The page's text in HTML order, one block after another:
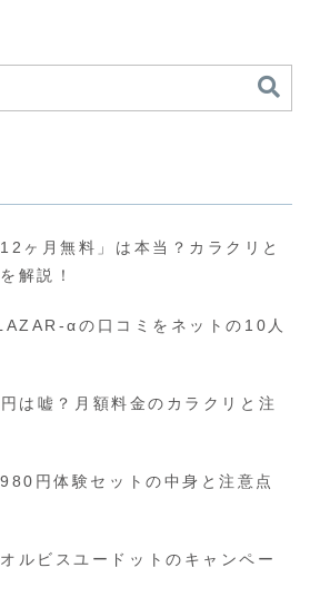
ヶ月無料」は本当？カラクリと
解説！
αの口コミをネットの10人
は嘘？月額料金のカラクリと注
円体験セットの中身と注意点
ルビスユードットのキャンペー